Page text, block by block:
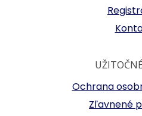
Ochrana
Zľavnené